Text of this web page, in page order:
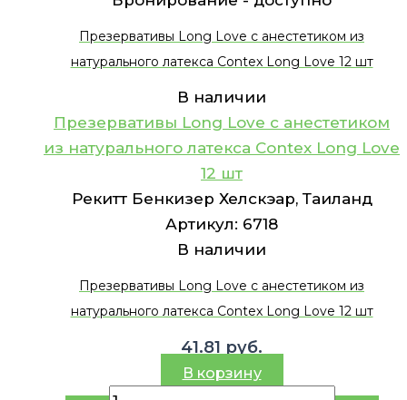
Презервативы Long Love с анестетиком из
натурального латекса Contex Long Love 12 шт
В наличии
Презервативы Long Love с анестетиком
из натурального латекса Contex Long Love
12 шт
Рекитт Бенкизер Хелскэар, Таиланд
Артикул: 6718
В наличии
Презервативы Long Love с анестетиком из
натурального латекса Contex Long Love 12 шт
41.81 руб.
В корзину